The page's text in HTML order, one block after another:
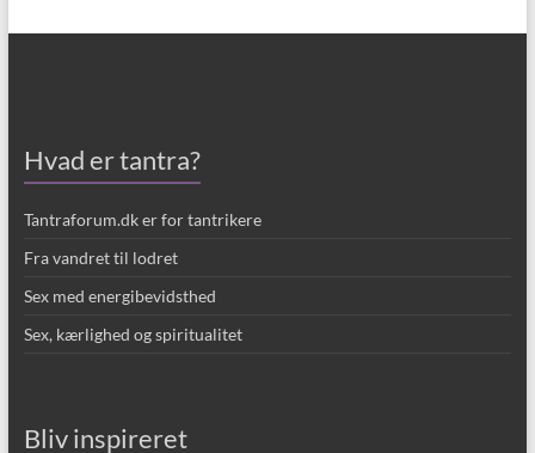
Hvad er tantra?
Tantraforum.dk er for tantrikere
Fra vandret til lodret
Sex med energibevidsthed
Sex, kærlighed og spiritualitet
Bliv inspireret